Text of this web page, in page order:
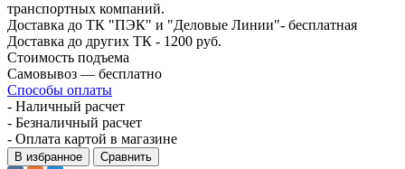
транспортных компаний.
Доставка до ТК "ПЭК" и "Деловые Линии"- бесплатная
Доставка до других ТК - 1200 руб.
Стоимость подъема
Самовывоз — бесплатно
Способы оплаты
- Наличный расчет
- Безналичный расчет
- Оплата картой в магазине
В избранное Сравнить